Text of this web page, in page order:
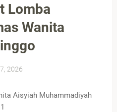
Lomba
Wanita
2026
Aisyiah Muhammadiyah